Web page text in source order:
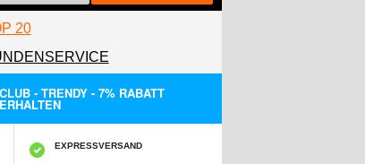
20
CLUB - TRENDY - 7% RABATT
ERHALTEN
EXPRESSVERSAND